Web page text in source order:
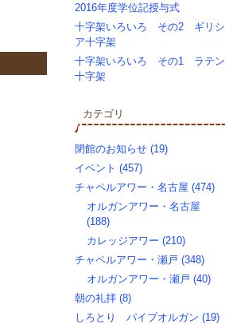
2016年度学位記授与式
十字架いろいろ その2 ギリシ
ア十字架
十字架いろいろ その1 ラテン
十字架
カテゴリ
閉館のお知らせ (19)
イベント (457)
チャペルアワー・名古屋 (474)
オルガンアワー・名古屋
(188)
カレッジアワー (210)
チャペルアワー・瀬戸 (348)
オルガンアワー・瀬戸 (40)
朝の礼拝 (8)
しろとり パイプオルガン (19)